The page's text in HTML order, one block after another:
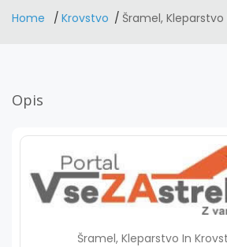
Home Krovstvo Šramel, Kleparstvo
Opis
Šramel, Kleparstvo In